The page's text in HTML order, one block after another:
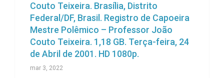
Couto Teixeira. Brasília, Distrito
Federal/DF, Brasil. Registro de Capoeira
Mestre Polêmico – Professor João
Couto Teixeira. 1,18 GB. Terça-feira, 24
de Abril de 2001. HD 1080p.
mar 3, 2022